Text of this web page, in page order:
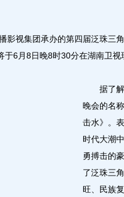
视集团承办的第四届泛珠三
6月8日晚8时30分在湖南卫视
据了解
晚会的名
击水》。
时代大潮
勇搏击的
了泛珠三
旺、民族